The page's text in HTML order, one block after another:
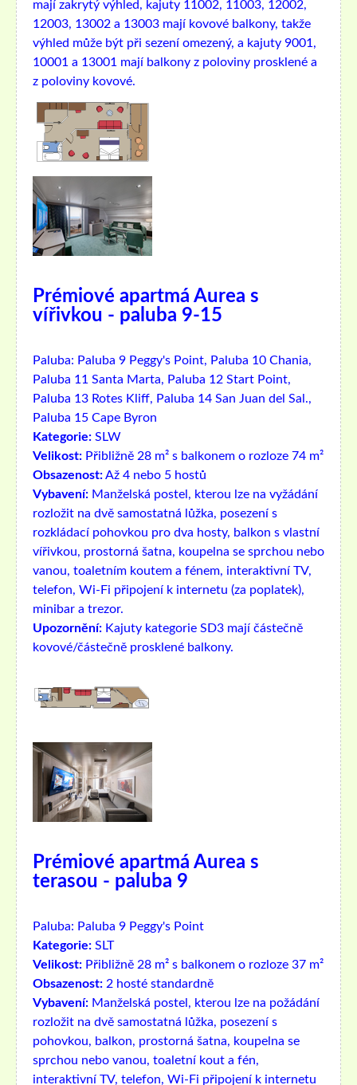
mají zakrytý výhled, kajuty 11002, 11003, 12002,
12003, 13002 a 13003 mají kovové balkony, takže
výhled může být při sezení omezený, a kajuty 9001,
10001 a 13001 mají balkony z poloviny prosklené a
z poloviny kovové.
Prémiové apartmá Aurea s
vířivkou - paluba 9-15
Paluba: Paluba 9 Peggy's Point, Paluba 10 Chania,
Paluba 11 Santa Marta, Paluba 12 Start Point,
Paluba 13 Rotes Kliff, Paluba 14 San Juan del Sal.,
Paluba 15 Cape Byron
Kategorie: SLW
Velikost: Přibližně 28 m² s balkonem o rozloze 74 m²
Obsazenost:Až 4 nebo 5 hostů
Vybavení: Manželská postel, kterou lze na vyžádání
rozložit na dvě samostatná lůžka, posezení s
rozkládací pohovkou pro dva hosty, balkon s vlastní
vířivkou, prostorná šatna, koupelna se sprchou nebo
vanou, toaletním koutem a fénem, ​​interaktivní TV,
telefon, Wi-Fi připojení k internetu (za poplatek),
minibar a trezor.
Upozornění: Kajuty kategorie SD3 mají částečně
kovové/částečně prosklené balkony.
Prémiové apartmá Aurea s
terasou - paluba 9
Paluba: Paluba 9 Peggy's Point
Kategorie: SLT
Velikost: Přibližně 28 m² s balkonem o rozloze 37 m²
Obsazenost: 2 hosté standardně
Vybavení: Manželská postel, kterou lze na požádání
rozložit na dvě samostatná lůžka, posezení s
pohovkou, balkon, prostorná šatna, koupelna se
sprchou nebo vanou, toaletní kout a fén,
interaktivní TV, telefon, Wi-Fi připojení k internetu